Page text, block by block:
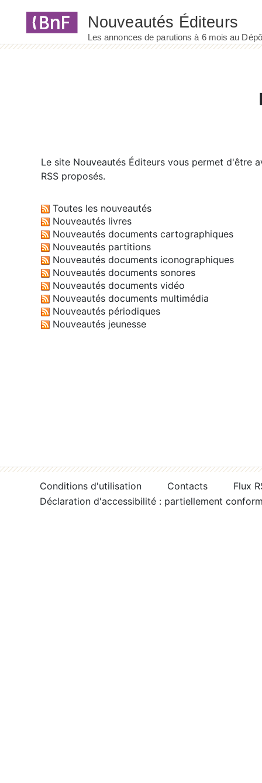
Le site Nouveautés Éditeurs vous permet d'être
RSS proposés.
Toutes les nouveautés
Nouveautés livres
Nouveautés documents cartographiques
Nouveautés partitions
Nouveautés documents iconographiques
Nouveautés documents sonores
Nouveautés documents vidéo
Nouveautés documents multimédia
Nouveautés périodiques
Nouveautés jeunesse
Conditions d'utilisation Contacts
Flux
Déclaration d'accessibilité : partiellement